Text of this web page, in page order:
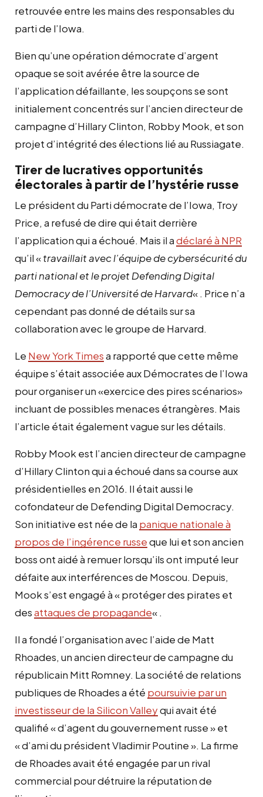
retrouvée entre les mains des responsables du
parti de l’Iowa.
Bien qu’une opération démocrate d’argent
opaque se soit avérée être la source de
l’application défaillante, les soupçons se sont
initialement concentrés sur l’ancien directeur de
campagne d’Hillary Clinton, Robby Mook, et son
projet d’intégrité des élections lié au Russiagate.
Tirer de lucratives opportunités
électorales à partir de l’hystérie russe
Le président du Parti démocrate de l’Iowa, Troy
Price, a refusé de dire qui était derrière
l’application qui a échoué. Mais il adéclaré à NPR
qu’il «travaillait avec l’équipe de cybersécurité du
parti national et le projet Defending Digital
Democracy de l’Université de Harvard« . Price n’a
cependant pas donné de détails sur sa
collaboration avec le groupe de Harvard.
Le New York Timesa rapporté que cette même
équipe s’était associée aux Démocrates de l’Iowa
pour organiser un «exercice des pires scénarios»
incluant de possibles menaces étrangères. Mais
l’article était également vague sur les détails.
Robby Mook est l’ancien directeur de campagne
d’Hillary Clinton qui a échoué dans sa course aux
présidentielles en 2016. Il était aussi le
cofondateur de Defending Digital Democracy.
Son initiative est née de la panique nationale à
propos de l’ingérence russeque lui et son ancien
boss ont aidé à remuer lorsqu’ils ont imputé leur
défaite aux interférences de Moscou. Depuis,
Mook s’est engagé à « protéger des pirates et
desattaques de propagande« .
Il a fondé l’organisation avec l’aide de Matt
Rhoades, un ancien directeur de campagne du
républicain Mitt Romney. La société de relations
publiques de Rhoades a été poursuivie par un
investisseur de la Silicon Valleyqui avait été
qualifié « d’agent du gouvernement russe » et
« d’ami du président Vladimir Poutine ». La firme
de Rhoades avait été engagée par un rival
commercial pour détruire la réputation de